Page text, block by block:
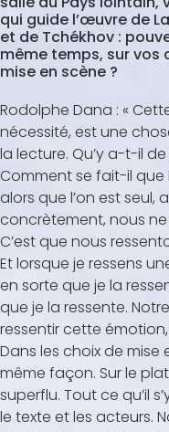
qui guide l’œuvre de
et de Tchékhov :
même temps, sur
mise en scène ?
Rodolphe Dana : «
nécessité, est une
la lecture. Qu’y a-t-il
Comment se fait-il que
alors que l’on est seul,
concrètement, nous
C’est que nous
Et lorsque je ressens
en sorte que je la
que je la ressente.
ressentir cette
Dans les choix de
même façon. Sur le
superflu. Tout ce qu’il
le texte et les acteurs.